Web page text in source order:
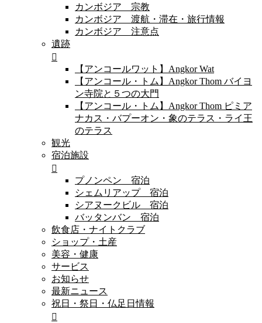
カンボジア 宗教
カンボジア 渡航・滞在・旅行情報
カンボジア 注意点
遺跡
【アンコールワット】Angkor Wat
【アンコール・トム】Angkor Thom バイヨ
ン寺院と５つの大門
【アンコール・トム】Angkor Thom ピミア
ナカス・バプーオン・象のテラス・ライ王
のテラス
観光
宿泊施設
プノンペン 宿泊
シェムリアップ 宿泊
シアヌークビル 宿泊
バッタンバン 宿泊
飲食店・ナイトクラブ
ショップ・土産
美容・健康
サービス
お知らせ
最新ニュース
祝日・祭日・仏足日情報